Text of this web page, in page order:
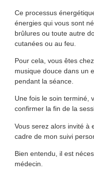
Ce processus
énergies qui vous sont
brûlures ou toute autre
cutanées ou au feu.
Pour cela, vous êtes
musique douce dans un
pendant la séance.
Une fois le soin terminé,
confirmer la fin de la
Vous serez alors invité à
cadre de mon suivi
Bien entendu, il est
médecin.